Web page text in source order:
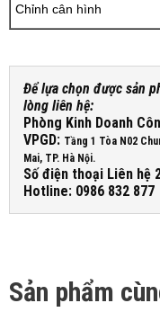
Chỉnh cân hình
Để lựa chọn được sản
lòng liên hệ:
Phòng Kinh Doanh
VPGD: Tầng 1 Tòa N02
Mai, TP. Hà Nội.
Số điện thoại Liên hệ
Hotline: 0986 832 877
Sản phẩm